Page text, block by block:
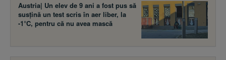
Austria| Un elev de 9 ani a fost pus să
susţină un test scris în aer liber, la
-1°C, pentru că nu avea mască